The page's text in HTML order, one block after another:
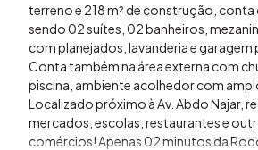
terreno e 218 m² de construção,
sendo 02 suítes, 02 banheiros,
com planejados, lavanderia e garagem
Conta também na área externa com
piscina, ambiente acolhedor com
Localizado próximo à Av. Abdo Najar,
mercados, escolas, restaurantes e
comércios! Apenas 02 minutos da